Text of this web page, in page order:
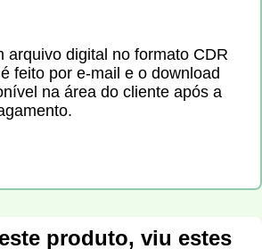
arquivo digital no formato CDR
feito por e-mail e o download
na área do cliente após a
produto, viu estes